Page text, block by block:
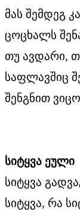
მას შემდეგ
ცოცხალს
თუ ავდარი,
საფლავშიც
შენგნით
სიტყვა ეული
სიტყვა
სიტყვა, რა